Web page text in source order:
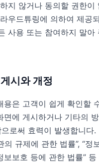
지 않거나 동의할 권한이
우드튜링에 의하여 제공
사용 또는 참여하지 말아
시와 개정
용은 고객이 쉽게 확인할
면에 게시하거나 기타의
로써 효력이 발생합니다.
의 규제에 관한 법률”, “정
보보호 등에 관한 법률” 등